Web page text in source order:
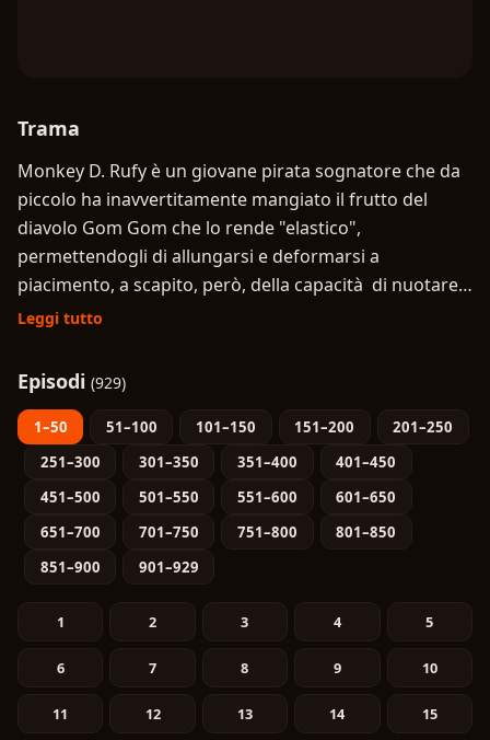
Trama
Monkey D. Rufy è un giovane pirata sognatore che da
piccolo ha inavvertitamente mangiato il frutto del
diavolo Gom Gom che lo rende "elastico",
permettendogli di allungarsi e deformarsi a
piacimento, a scapito, però, della capacità di nuotare.
L'obiettivo che lo ha spinto in mare è quello ambizioso
leggendario "One Piece", il magnifico tesoro lasciato
dal mitico pirata Gol D. Roger probabilmente sull'isola
di Raftel, alla fine della Rotta Maggiore, mai ritrovato e
sogno di ogni pirata. Nella sua avventura, Rufy riunirà
lo sono i personaggi, amici o nemici, presenti
nell'universo che lo circonda, che raggiungono spesso
un'atmosfera surreale e divertente.
Leggi tutto
Episodi (929)
1–50 51–100 101–150 151–200
201–250
251–300
301–350 351–400
401–450
451–500
501–550 551–600
601–650
651–700
701–750 751–800
801–850
851–900
901–929
1 2 3 4 5
6 7 8 9 10
11 12 13 14 15